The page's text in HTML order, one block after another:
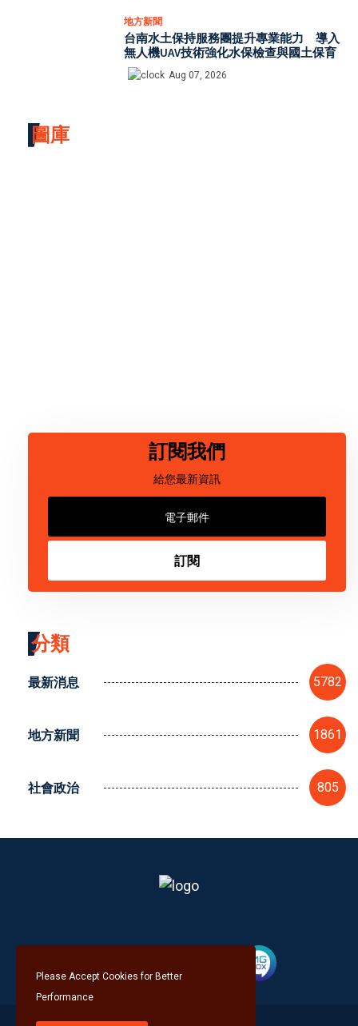
地方新聞
台南水土保持服務團提升專業能力 導入
無人機UAV技術強化水保檢查與國土保育
Aug 07, 2026
圖庫
訂閱我們
給您最新資訊
訂閱
分類
最新消息 5782
地方新聞 1861
社會政治 805
Please Accept Cookies for Better
Performance